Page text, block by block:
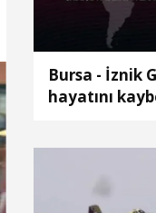
Bursa - İznik
hayatını